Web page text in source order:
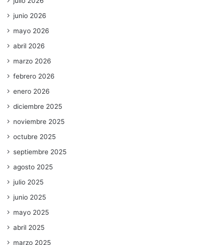
junio 2026
mayo 2026
abril 2026
marzo 2026
febrero 2026
enero 2026
diciembre 2025
noviembre 2025
octubre 2025
septiembre 2025
agosto 2025
julio 2025
junio 2025
mayo 2025
abril 2025
marzo 2025